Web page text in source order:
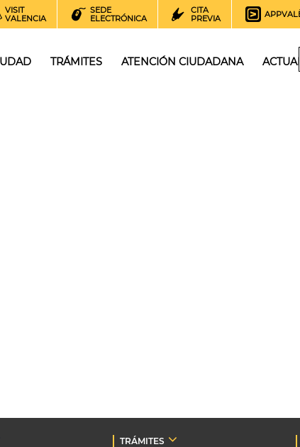
VISIT
VALENCIA
SEDE
ELECTRÓNICA
CITA
PREVIA
TRÁMITES ATENCIÓN CIUDADANA
TRÁMITES